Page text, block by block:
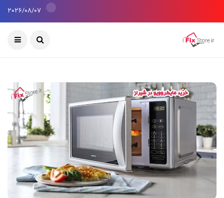
2026/08/07